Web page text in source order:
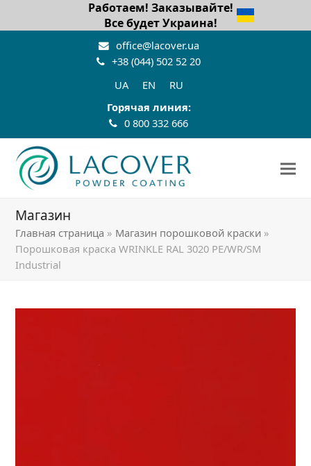
Работаем! Заказывайте!
Все будет Украина!
office@lacover.ua
+38 (044) 502 52 20
UA
EN
RU
Горячая линия:
0 800 332 666
Магазин
Главная страница » Магазин порошковой краски »
Порошковая краска WRINKLE RAL 3020 PE/WR/SM
Industrial